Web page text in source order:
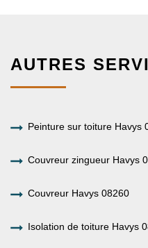
AUTRES
Peinture sur toiture Havys
Couvreur zingueur Havys
Couvreur Havys 08260
Isolation de toiture Havys